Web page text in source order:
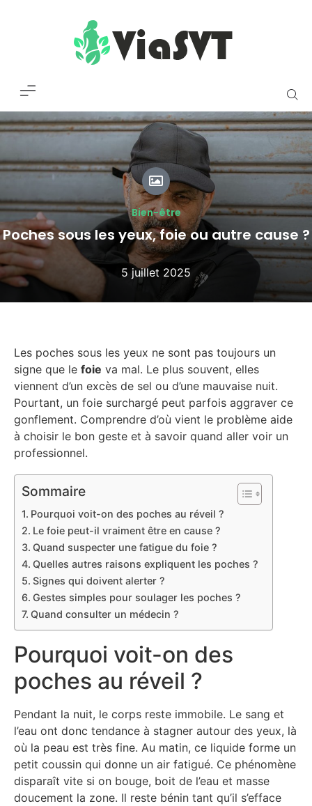
Bien-être
Poches sous les yeux, foie ou autre cause ?
5 juillet 2025
Les poches sous les yeux ne sont pas toujours un
signe que le foie va mal. Le plus souvent, elles
viennent d’un excès de sel ou d’une mauvaise nuit.
Pourtant, un foie surchargé peut parfois aggraver ce
gonflement. Comprendre d’où vient le problème aide
à choisir le bon geste et à savoir quand aller voir un
professionnel.
Sommaire
Pourquoi voit-on des poches au réveil ?
Le foie peut-il vraiment être en cause ?
Quand suspecter une fatigue du foie ?
Quelles autres raisons expliquent les poches ?
Signes qui doivent alerter ?
Gestes simples pour soulager les poches ?
Quand consulter un médecin ?
Pourquoi voit-on des
poches au réveil ?
Pendant la nuit, le corps reste immobile. Le sang et
l’eau ont donc tendance à stagner autour des yeux, là
où la peau est très fine. Au matin, ce liquide forme un
petit coussin qui donne un air fatigué. Ce phénomène
disparaît vite si on bouge, boit de l’eau et masse
doucement la zone. Il reste bénin tant qu’il s’efface